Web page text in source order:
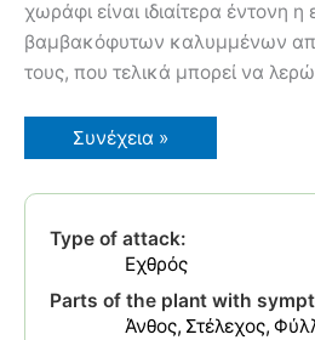
χωράφι είναι ιδιαίτερα έντονη
βαμβακόφυτων καλυμμένων
τους, που τελικά μπορεί να
Αφίδα
Βαμβακιού
Συνέχεια »
Type of attack:
Εχθρός
Parts of the plant with
Άνθος Στέλεχος